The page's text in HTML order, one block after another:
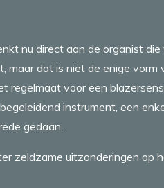
nu direct aan de organist
maar dat is niet de enige vorm
regelmaat voor een
instrument, een
gedaan.
zeldzame uitzonderingen op